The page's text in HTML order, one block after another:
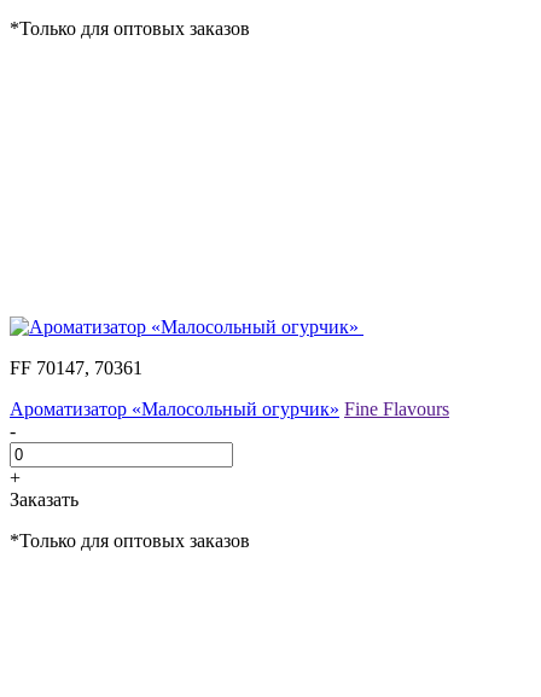
*Только для оптовых заказов
FF 70147, 70361
Ароматизатор «Малосольный огурчик» Fine Flavours
-
+
Заказать
*Только для оптовых заказов